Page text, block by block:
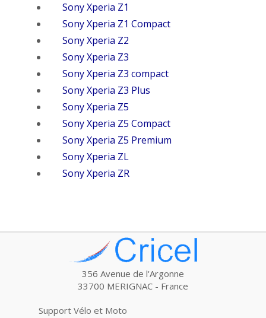
Sony Xperia Z1
Sony Xperia Z1 Compact
Sony Xperia Z2
Sony Xperia Z3
Sony Xperia Z3 compact
Sony Xperia Z3 Plus
Sony Xperia Z5
Sony Xperia Z5 Compact
Sony Xperia Z5 Premium
Sony Xperia ZL
Sony Xperia ZR
356 Avenue de l'Argonne
33700 MERIGNAC - France
Support Vélo et Moto